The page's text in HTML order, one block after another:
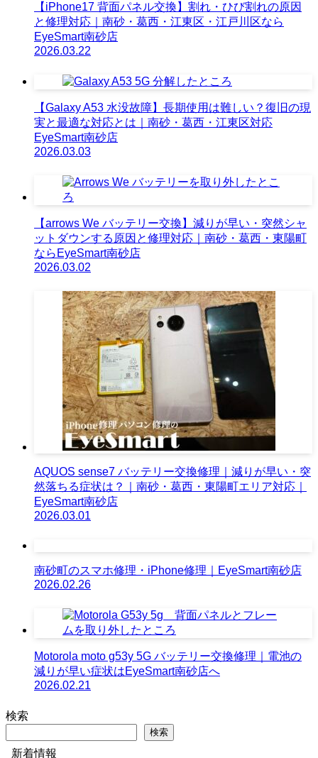
【iPhone17 背面パネル交換】割れ・ひび割れの原因
と修理対応｜南砂・葛西・江東区・江戸川区なら
EyeSmart南砂店
2026.03.22
【Galaxy A53 水没故障】長期使用は難しい？復旧の現
実と最適な対応とは｜南砂・葛西・江東区対応
EyeSmart南砂店
2026.03.03
【arrows We バッテリー交換】減りが早い・突然シャ
ットダウンする原因と修理対応｜南砂・葛西・東陽町
ならEyeSmart南砂店
2026.03.02
AQUOS sense7 バッテリー交換修理｜減りが早い・突
然落ちる症状は？｜南砂・葛西・東陽町エリア対応｜
EyeSmart南砂店
2026.03.01
南砂町のスマホ修理・iPhone修理｜EyeSmart南砂店
2026.02.26
Motorola moto g53y 5G バッテリー交換修理｜電池の
減りが早い症状はEyeSmart南砂店へ
2026.02.21
検索
検索
新着情報